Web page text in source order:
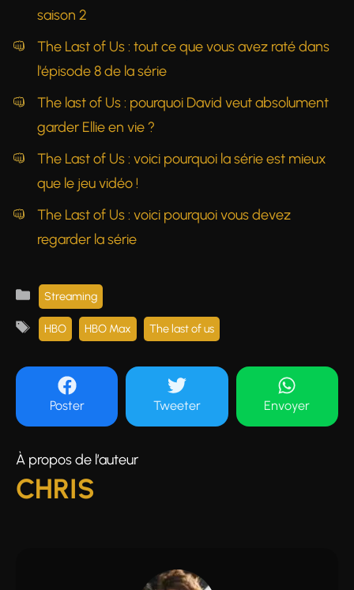
saison 2
The Last of Us : tout ce que vous avez raté dans
l'épisode 8 de la série
The last of Us : pourquoi David veut absolument
garder Ellie en vie ?
The Last of Us : voici pourquoi la série est mieux
que le jeu vidéo !
The Last of Us : voici pourquoi vous devez
regarder la série
Catégories
Streaming
Étiquettes
HBO HBO Max The last of us
Poster Tweeter Envoyer
À propos de l’auteur
CHRIS